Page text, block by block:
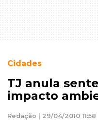
Cidades
TJ anula
impacto
Redação | 29/04/2010 11:58